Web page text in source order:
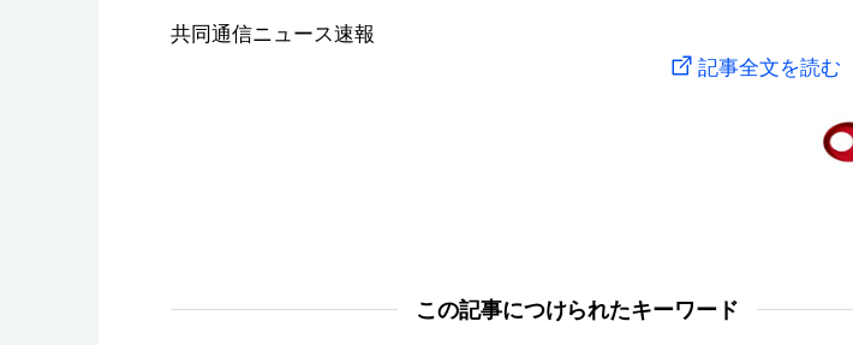
共同通信ニュース速報
記事全文を読む
この記事につけられたキーワード